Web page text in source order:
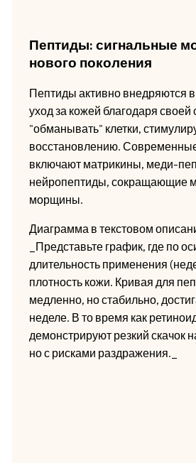
Пептиды: сигнальные
нового поколения
Пептиды активно внедряются
уход за кожей благодаря своей
"обманывать" клетки,
восстановлению.
включают матрикины, меди-
нейропептиды, сокращающие
морщины.
Диаграмма в текстовом
_Представьте график, где по
длительность применения
плотность кожи. Кривая для
медленно, но стабильно,
неделе. В то время как
демонстрируют резкий скачок
но с рисками раздражения._